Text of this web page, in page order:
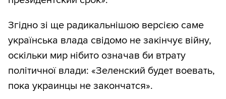
Згідно зі ще радикальнішою версією саме
українська влада свідомо не закінчує війну,
оскільки мир нібито означав би втрату
політичної влади: «Зеленский будет воевать,
пока украинцы не закончатся».